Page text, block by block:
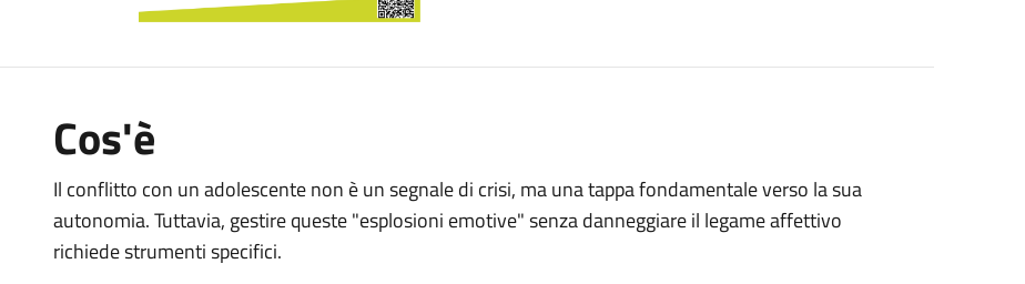
Cos'è
Il conflitto con un adolescente non è un segnale di crisi, ma una tappa fondamentale verso la sua
autonomia. Tuttavia, gestire queste "esplosioni emotive" senza danneggiare il legame affettivo
richiede strumenti specifici.